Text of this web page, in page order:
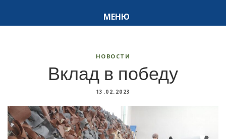
МЕНЮ
НОВОСТИ
Вклад в победу
13.02.2023